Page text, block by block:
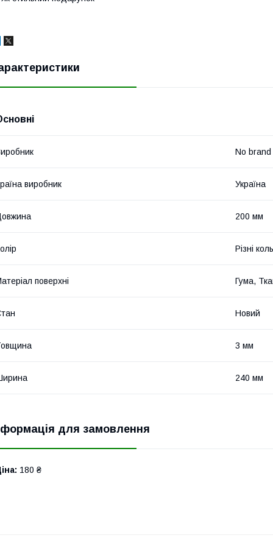
No brand
виробник Україна
200 мм
Різні
поверхні Гума,
Новий
3 мм
240 мм
для замовлення
180 ₴